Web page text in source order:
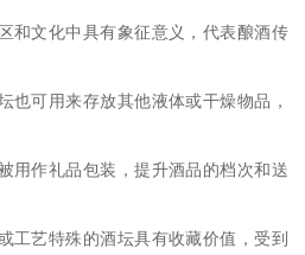
和文化中具有象征意义，代表酿酒传
也可用来存放其他液体或干燥物品，
用作礼品包装，提升酒品的档次和送
工艺特殊的酒坛具有收藏价值，受到